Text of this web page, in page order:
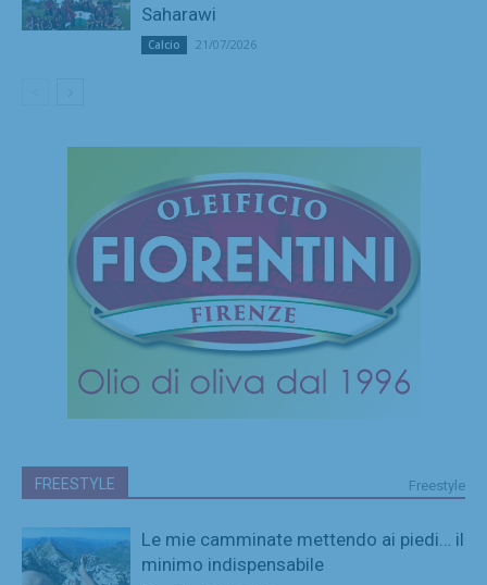
Saharawi
Calcio 21/07/2026
FREESTYLE Freestyle
Le mie camminate mettendo ai piedi… il
minimo indispensabile